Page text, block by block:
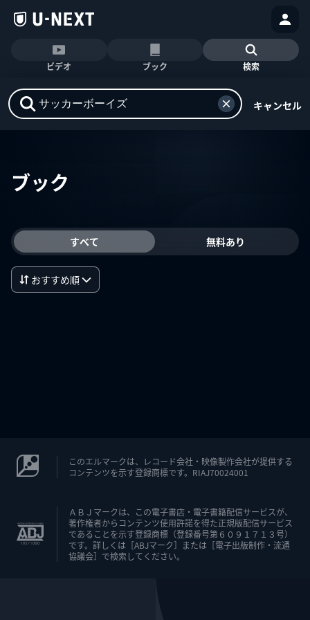
ビデオ ブック 検索
キャンセル
ブック
すべて 無料あり
おすすめ順
このエルマークは、レコード会社・映像製作会社が提供する
コンテンツを示す登録商標です。RIAJ70024001
ＡＢＪマークは、この電子書店・電子書籍配信サービスが、
著作権者からコンテンツ使用許諾を得た正規版配信サービス
であることを示す登録商標（登録番号第６０９１７１３号）
です。詳しくは［ABJマーク］または［電子出版制作・流通
協議会］で検索してください。